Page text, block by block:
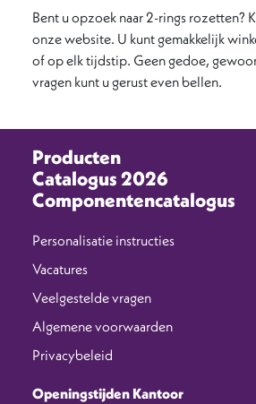
Bent u opzoek naar 2-rings rozetten?
onze website. U kunt gemakkelijk
of op elk tijdstip. Geen gedoe,
vragen kunt u gerust even bellen.
Producten
Catalogus 2026
Componentencatalogus
Personalisatie instructies
Vacatures
Veelgestelde vragen
Algemene voorwaarden
Privacybeleid
Openingstijden Kantoor